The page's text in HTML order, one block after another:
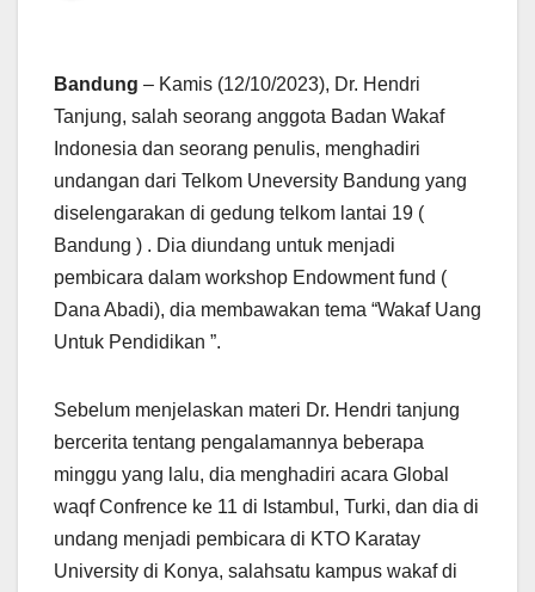
Bandung – Kamis (12/10/2023), Dr. Hendri
Tanjung, salah seorang anggota Badan Wakaf
Indonesia dan seorang penulis, menghadiri
undangan dari Telkom Uneversity Bandung yang
diselengarakan di gedung telkom lantai 19 (
Bandung ) . Dia diundang untuk menjadi
pembicara dalam workshop Endowment fund (
Dana Abadi), dia membawakan tema “Wakaf Uang
Untuk Pendidikan ”.
Sebelum menjelaskan materi Dr. Hendri tanjung
bercerita tentang pengalamannya beberapa
minggu yang lalu, dia menghadiri acara Global
waqf Confrence ke 11 di Istambul, Turki, dan dia di
undang menjadi pembicara di KTO Karatay
University di Konya, salahsatu kampus wakaf di